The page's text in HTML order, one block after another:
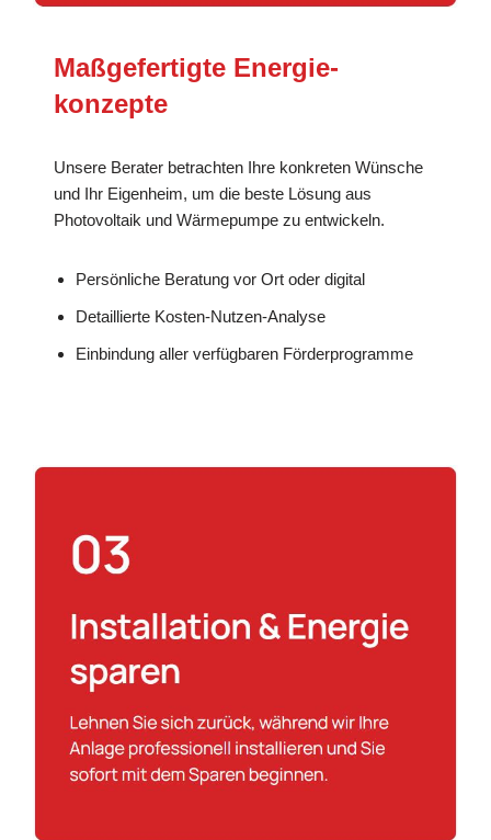
Maßgefertigte Energie­
konzepte
Unsere Berater betrachten Ihre konkreten Wünsche
und Ihr Eigenheim, um die beste Lösung aus
Photovoltaik und Wärmepumpe zu entwickeln.
Persönliche Beratung vor Ort oder digital
Detaillierte Kosten-Nutzen-Analyse
Einbindung aller verfügbaren Förderprogramme